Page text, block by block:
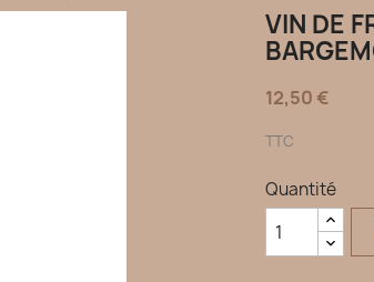
VIN DE
12,50 €
TTC
Quantité